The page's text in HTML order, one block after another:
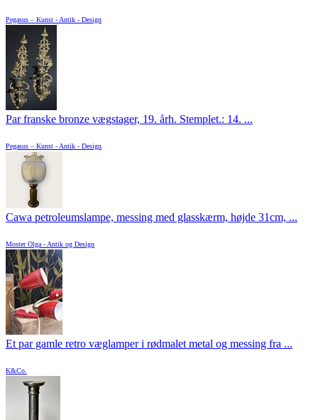
Pegasus – Kunst - Antik - Design
Par franske bronze vægstager, 19. årh. Stemplet.: 14. ...
Pegasus – Kunst - Antik - Design
Cawa petroleumslampe, messing med glasskærm, højde 31cm, ...
Moster Olga - Antik og Design
Et par gamle retro væglamper i rødmalet metal og messing fra ...
K&Co.